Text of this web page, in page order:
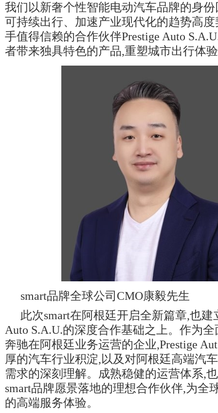
我们以新奢个性智能电动汽车品牌的身
可持续出行、加速产业现代化的趋势高
手值得信赖的合作伙伴Prestige Auto
者带来独具特色的产品,重塑城市出行体
smart品牌全球公司CMO康毅先生
此次smart在阿根廷开启全新篇章,也建
Auto S.A.U.的深度合作基础之上。作为
奔驰在阿根廷业务运营的企业,Prestige
厚的汽车行业积淀,以及对阿根廷高端汽
需求的深刻理解。成熟稳健的运营体系,
smart品牌愿景落地的理想合作伙伴,为全
的高端服务体验。